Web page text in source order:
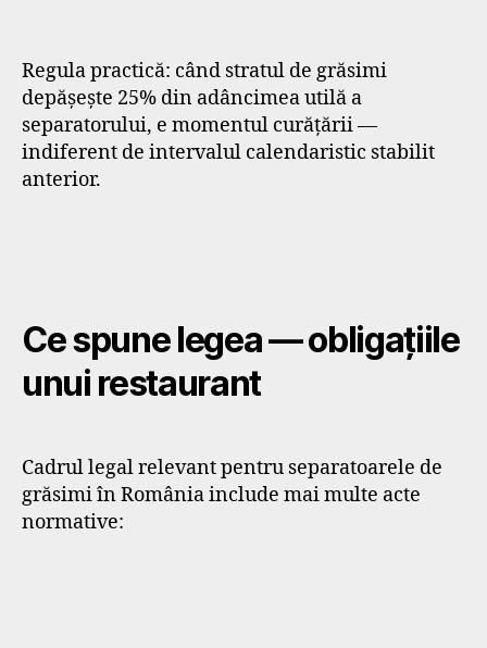
Regula practică: când stratul de grăsimi
depășește 25% din adâncimea utilă a
separatorului, e momentul curățării —
indiferent de intervalul calendaristic stabilit
anterior.
Ce spune legea — obligațiile
unui restaurant
Cadrul legal relevant pentru separatoarele de
grăsimi în România include mai multe acte
normative: